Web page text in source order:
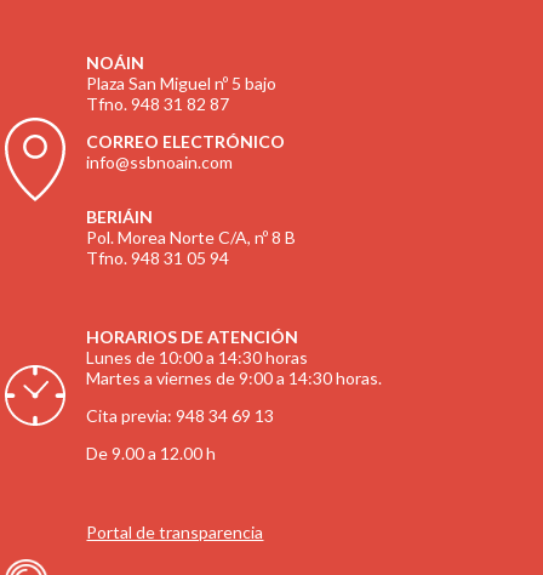
NOÁIN
Plaza San Miguel nº 5 bajo
Tfno. 948 31 82 87
CORREO ELECTRÓNICO
info@ssbnoain.com
BERIÁIN
Pol. Morea Norte C/A, nº 8 B
Tfno. 948 31 05 94
HORARIOS DE ATENCIÓN
Lunes de 10:00 a 14:30 horas
Martes a viernes de 9:00 a 14:30 horas.
Cita previa: 948 34 69 13
De 9.00 a 12.00 h
Portal de transparencia